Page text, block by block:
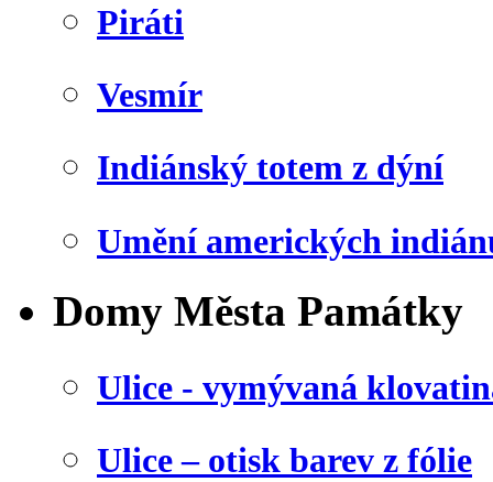
Piráti
Vesmír
Indiánský totem z dýní
Umění amerických
Domy Města Památky
Ulice - vymývaná
Ulice – otisk barev z fólie